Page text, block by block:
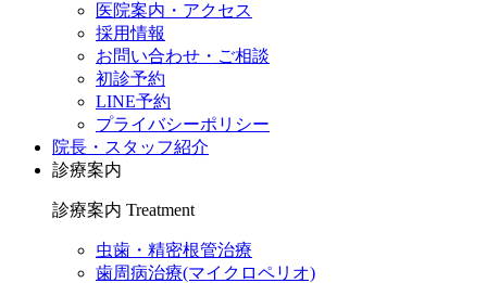
医院案内・アクセス
採用情報
お問い合わせ・ご相談
初診予約
LINE予約
プライバシーポリシー
院長・スタッフ紹介
診療案内
診療案内 Treatment
虫歯・精密根管治療
歯周病治療(マイクロペリオ)